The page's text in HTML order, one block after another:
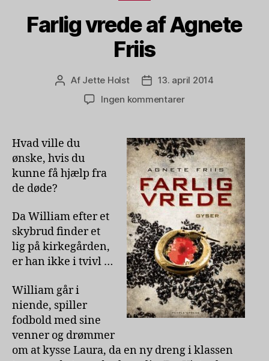
Farlig vrede af Agnete
Friis
Indlægsforfatter
Af Jette Holst Indlægsdato
13. april 2014
Ingen kommentarertil
af
Agnete
Friis
Hvad ville du
ønske, hvis du
kunne få hjælp fra
de døde?
Da William efter et
skybrud finder et
lig på kirkegården,
er han ikke i tvivl …
William går i
niende, spiller
fodbold med sine
venner og drømmer
om at kysse Laura, da en ny dreng i klassen